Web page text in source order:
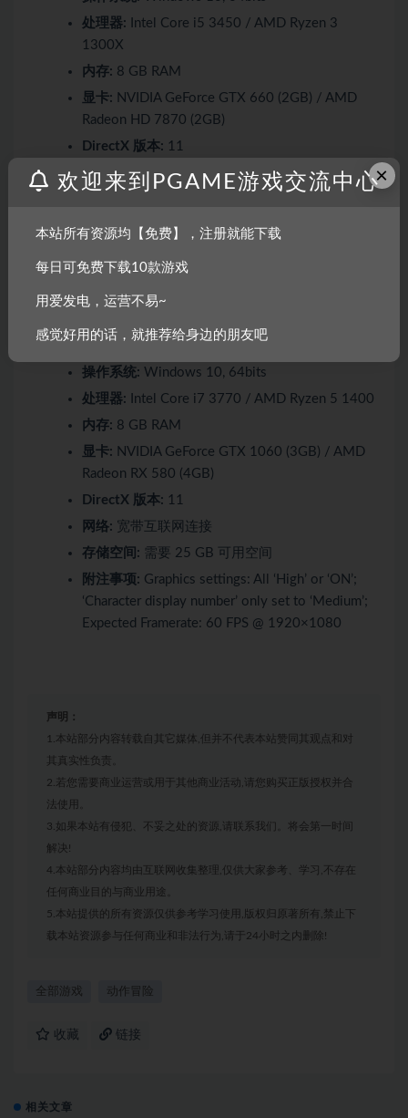
处理器: Intel Core i5 3450 / AMD Ryzen 3
1300X
内存: 8 GB RAM
显卡: NVIDIA GeForce GTX 660 (2GB) / AMD
Radeon HD 7870 (2GB)
DirectX 版本: 11
网络:宽带互联网连接
附注事项:Graphics settings: All ‘Low’ or ‘OFF’;
推荐配置:
操作系统: Windows 10, 64bits
处理器: Intel Core i7 3770 / AMD Ryzen 5 1400
内存: 8 GB RAM
显卡: NVIDIA GeForce GTX 1060 (3GB) / AMD
Radeon RX 580 (4GB)
DirectX 版本: 11
网络: 宽带互联网连接
存储空间: 需要 25 GB 可用空间
附注事项: Graphics settings: All ‘High’ or ‘ON’;
‘Character display number’ only set to ‘Medium’;
Expected Framerate: 60 FPS @ 1920×1080
声明：
1.本站部分内容转载自其它媒体,但并不代表本站赞同其观点和对
其真实性负责。
2.若您需要商业运营或用于其他商业活动,请您购买正版授权并合
法使用。
3.如果本站有侵犯、不妥之处的资源,请联系我们。将会第一时间
解决!
4.本站部分内容均由互联网收集整理,仅供大家参考、学习,不存在
任何商业目的与商业用途。
5.本站提供的所有资源仅供参考学习使用,版权归原著所有,禁止下
载本站资源参与任何商业和非法行为,请于24小时之内删除!
全部游戏 动作冒险
收藏 链接
相关文章
×
欢迎来到PGAME游戏交流中心
本站所有资源均【免费】，注册就能下载
每日可免费下载10款游戏
用爱发电，运营不易~
感觉好用的话，就推荐给身边的朋友吧